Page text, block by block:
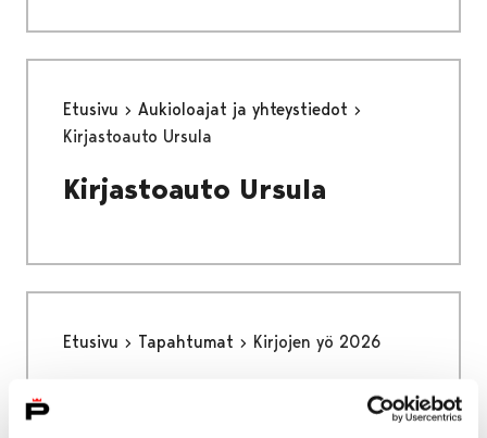
Etusivu
Aukioloajat ja yhteystiedot
Kirjastoauto Ursula
Kirjastoauto Ursula
Etusivu Tapahtumat Kirjojen yö 2026